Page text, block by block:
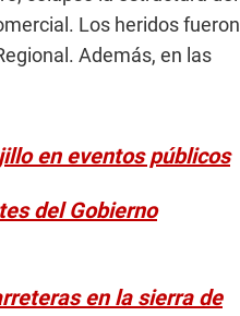
Los heridos fueron
Además, en las
en eventos públicos
del Gobierno
en la sierra de